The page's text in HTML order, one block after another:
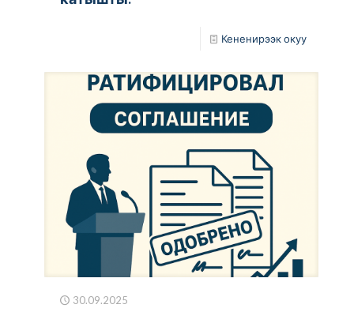
Кененирээк окуу
30.09.2025